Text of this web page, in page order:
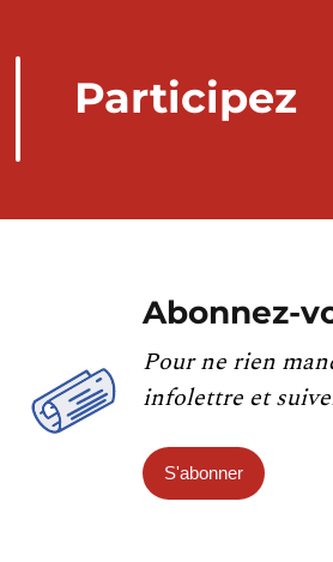
Participez
Abonnez-
Pour ne rien
infolettre et
S'abonner